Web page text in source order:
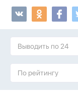
Выводить по 24
По рейтингу